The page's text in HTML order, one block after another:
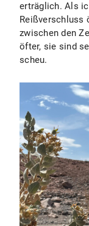
erträglich. Als
Reißverschluss
zwischen den
öfter, sie sind
scheu.